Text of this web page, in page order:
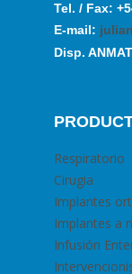
Tel. / Fax:
E-mail:
Disp.
Respiratorio
Cirugia
Implantes
Implantes a
Infusión